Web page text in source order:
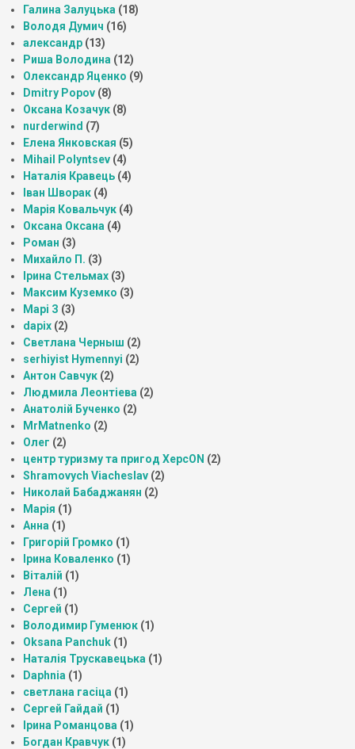
Галина Залуцька (18)
Володя Думич (16)
александр (13)
Риша Володина (12)
Олександр Яценко (9)
Dmitry Popov (8)
Оксана Козачук (8)
nurderwind (7)
Елена Янковская (5)
Mihail Polyntsev (4)
Наталія Кравець (4)
Іван Шворак (4)
Марія Ковальчук (4)
Оксана Оксана (4)
Роман (3)
Михайло П. (3)
Ірина Стельмах (3)
Максим Куземко (3)
Марі З (3)
dapix (2)
Светлана Черныш (2)
serhiyist Hymennyi (2)
Антон Савчук (2)
Людмила Леонтіева (2)
Анатолій Бученко (2)
MrMatnenko (2)
Олег (2)
центр туризму та пригод ХерсON (2)
Shramovych Viacheslav (2)
Николай Бабаджанян (2)
Марія (1)
Анна (1)
Григорій Громко (1)
Ірина Коваленко (1)
Віталій (1)
Лена (1)
Сергей (1)
Володимир Гуменюк (1)
Oksana Panchuk (1)
Наталія Трускавецька (1)
Daphnia (1)
светлана гасіца (1)
Сергей Гайдай (1)
Ірина Романцова (1)
Богдан Кравчук (1)